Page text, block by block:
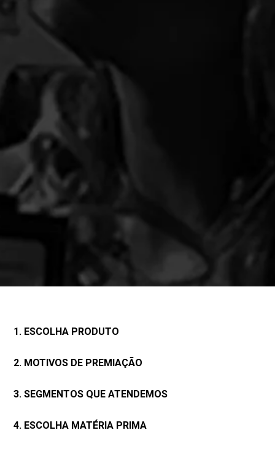
1. ESCOLHA PRODUTO
2. MOTIVOS DE PREMIAÇÃO
3. SEGMENTOS QUE ATENDEMOS
4. ESCOLHA MATÉRIA PRIMA